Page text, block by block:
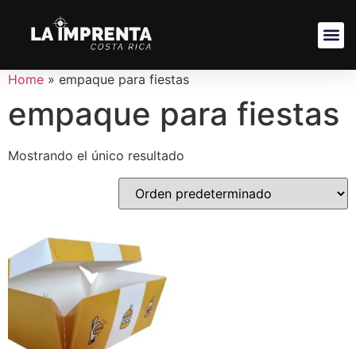
Home » empaque para fiestas
empaque para fiestas
Mostrando el único resultado